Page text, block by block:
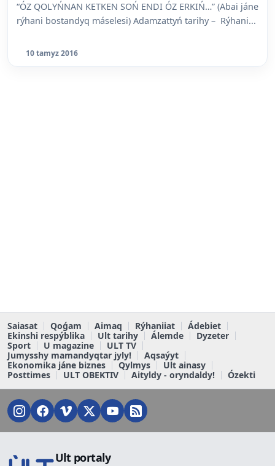
“ÓZ QOLYŃNAN KETKEN SOŃ ENDI ÓZ ERKIŃ…” (Abai jáne
rýhani bostandyq máselesi) Adamzattyń tarihy – Rýhani...
10 tamyz 2016
Saiasat Qoǵam Aimaq Rýhaniiat
Ádebiet
Ekinshi respýblika
Ult tarihy Álemde
Dyzeter
Sport
U magazine
ULT TV
Jumysshy mamandyqtar jyly!
Aqsaýyt
Ekonomika jáne biznes
Qylmys
Ult ainasy
Posttimes
ULT OBEKTIV Aityldy - oryndaldy! Ózekti
Ult portaly